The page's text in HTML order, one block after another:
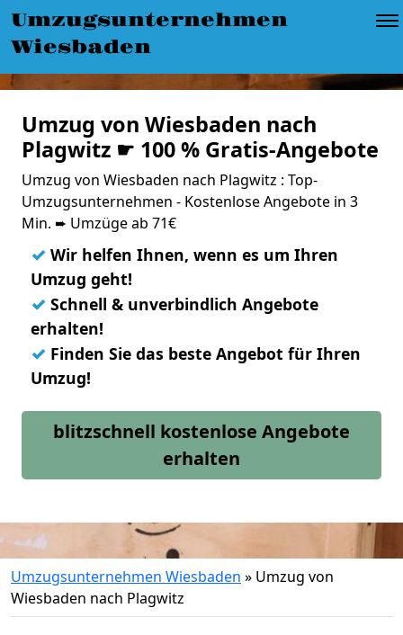
Umzugsunternehmen
Wiesbaden
Umzug von Wiesbaden nach
Plagwitz ☛ 100 % Gratis-Angebote
Umzug von Wiesbaden nach Plagwitz : Top-
Umzugsunternehmen - Kostenlose Angebote in 3
Min. ➨ Umzüge ab 71€
✓ Wir helfen Ihnen, wenn es um Ihren
Umzug geht!
✓ Schnell & unverbindlich Angebote
erhalten!
✓ Finden Sie das beste Angebot für Ihren
Umzug!
blitzschnell kostenlose Angebote
erhalten
Umzugsunternehmen Wiesbaden » Umzug von
Wiesbaden nach Plagwitz